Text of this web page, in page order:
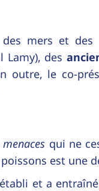
mers et des
Lamy), des
outre, le co-
menaces qui ne
est une
et a